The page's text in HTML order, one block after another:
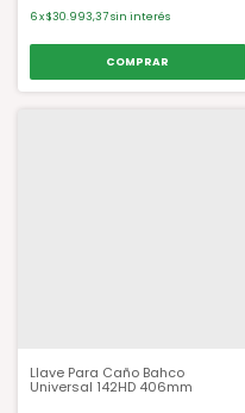
6x$30.993,37sin interés
Llave Para Caño Bahco
Universal 142HD 406mm